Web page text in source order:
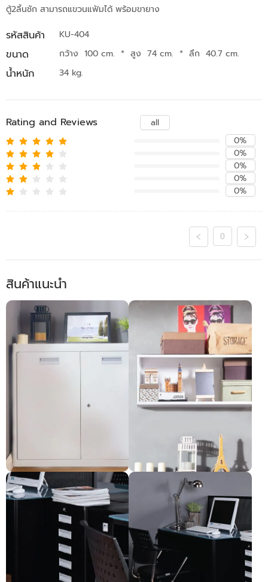
ตู้2ลิ้นชัก สามารถแขวนแฟ้มได้ พร้อมขายาง
รหัสสินค้า KU-404
ขนาด กว้าง 100 cm. * สูง 74 cm. * ลึก 40.7 cm.
น้ำหนัก 34 kg.
Rating and Reviews
all
0%
0%
0%
0%
0%
0
สินค้าแนะนำ
ตู้Kurve 2 บานเปิด
Pre-order only
ตู้Kurve แขวนผนัง
Pre-order only